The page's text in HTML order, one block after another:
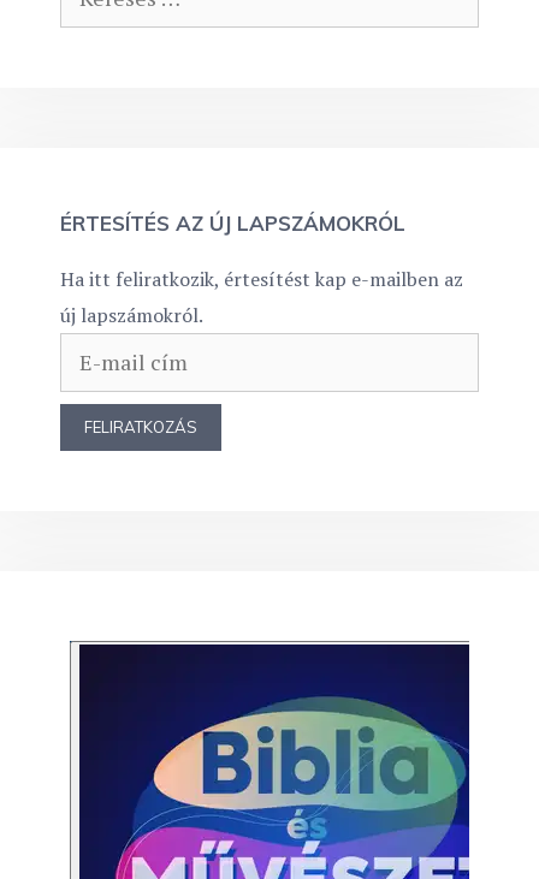
ÉRTESÍTÉS AZ ÚJ LAPSZÁMOKRÓL
Ha itt feliratkozik, értesítést kap e-mailben az
új lapszámokról.